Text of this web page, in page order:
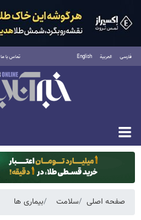
فارسی العربية English تماس با ما
یکشنبه ۱۸ مرداد ۱۴۰۵
صفحه اصلی سلامت بیماری ها